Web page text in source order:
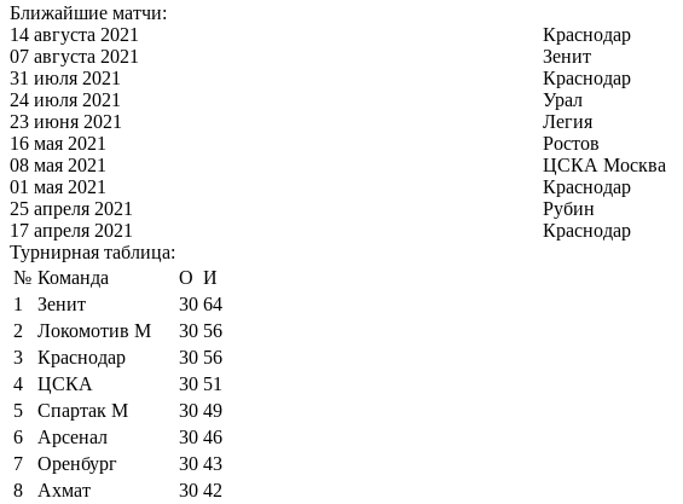
Ближайшие матчи:
14 августа 2021
Краснодар
07 августа 2021
Зенит
31 июля 2021
Краснодар
24 июля 2021
Урал
23 июня 2021
Легия
16 мая 2021
Ростов
08 мая 2021
ЦСКА Москва
01 мая 2021
Краснодар
25 апреля 2021
Рубин
17 апреля 2021
Краснодар
Турнирная таблица:
№ Команда О И
1
Зенит 30 64
2
Локомотив М 30 56
3
Краснодар 30 56
4
ЦСКА 30 51
5
Спартак М 30 49
6
Арсенал 30 46
7
Оренбург 30 43
8
Ахмат 30 42